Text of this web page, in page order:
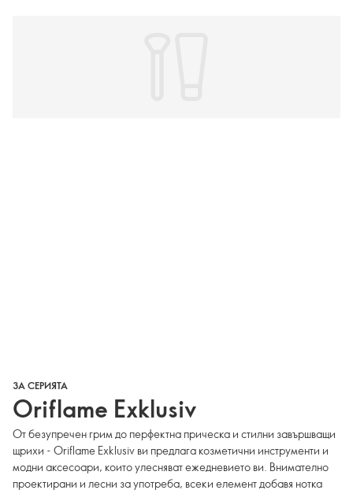
ЗА СЕРИЯТА
Oriflame Exklusiv
От безупречен грим до перфектна прическа и стилни завършващи
щрихи - Oriflame Exklusiv ви предлага козметични инструменти и
модни аксесоари, които улесняват ежедневието ви. Внимателно
проектирани и лесни за употреба, всеки елемент добавя нотка